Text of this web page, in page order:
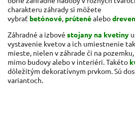
charakteru záhrady si môžete
vybrať betónové, prútenéalebo
Záhradné a izbové stojany na kvetiny
vystavenie kvetov a ich umiestnenie
mieste, nielen v záhrade či na
mimo budovy alebo v interiéri. Takéto
dôležitým dekoratívnym prvkom. Sú
variantoch.